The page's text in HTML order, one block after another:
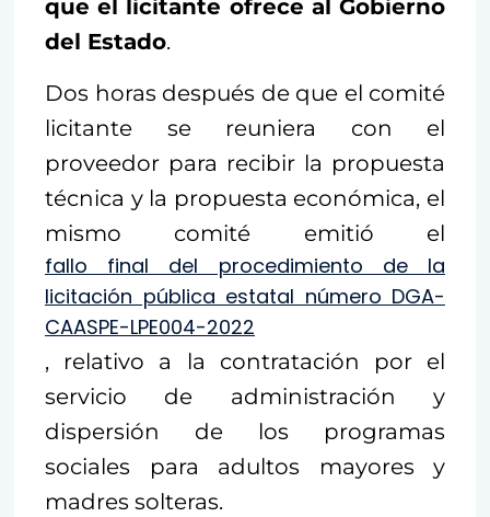
que el licitante ofrece al Gobierno
del Estado.
Dos horas después de que el comité
licitante se reuniera con el
proveedor para recibir la propuesta
técnica y la propuesta económica, el
mismo comité emitió el
fallo final del procedimiento de la
licitación pública estatal número DGA-
CAASPE-LPE004-2022
, relativo a la contratación por el
servicio de administración y
dispersión de los programas
sociales para adultos mayores y
madres solteras.